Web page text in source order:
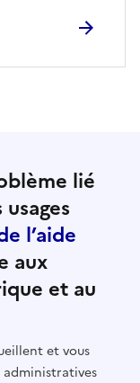
lié
l’aide
aux
et au
et vous
administratives